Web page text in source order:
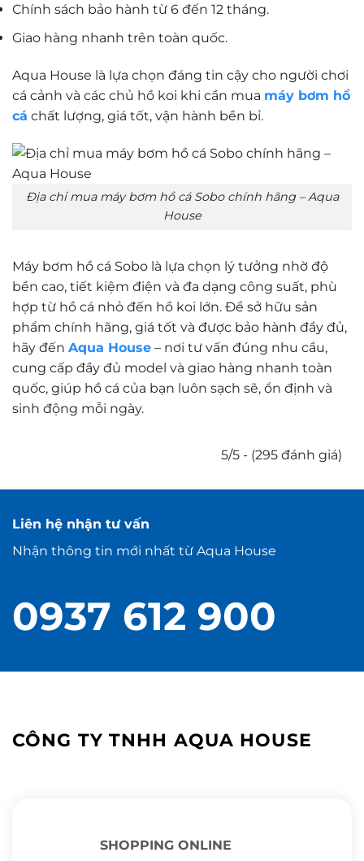
Chính sách bảo hành từ 6 đến 12 tháng.
Giao hàng nhanh trên toàn quốc.
Aqua House là lựa chọn đáng tin cậy cho người chơi
cá cảnh và các chủ hồ koi khi cần mua máy bơm hồ
cá chất lượng, giá tốt, vận hành bền bỉ.
Địa chỉ mua máy bơm hồ cá Sobo chính hãng – Aqua
House
Máy bơm hồ cá Sobo là lựa chọn lý tưởng nhờ độ
bền cao, tiết kiệm điện và đa dạng công suất, phù
hợp từ hồ cá nhỏ đến hồ koi lớn. Để sở hữu sản
phẩm chính hãng, giá tốt và được bảo hành đầy đủ,
hãy đến Aqua House – nơi tư vấn đúng nhu cầu,
cung cấp đầy đủ model và giao hàng nhanh toàn
quốc, giúp hồ cá của bạn luôn sạch sẽ, ổn định và
sinh động mỗi ngày.
5/5 - (295 đánh giá)
Liên hệ nhận tư vấn
Nhận thông tin mới nhất từ Aqua House
0937 612 900
CÔNG TY TNHH AQUA HOUSE
SHOPPING ONLINE